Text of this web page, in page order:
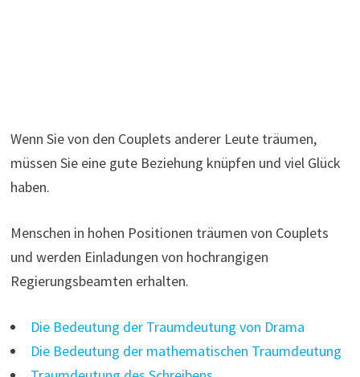
Wenn Sie von den Couplets anderer Leute träumen,
müssen Sie eine gute Beziehung knüpfen und viel Glück
haben.
Menschen in hohen Positionen träumen von Couplets
und werden Einladungen von hochrangigen
Regierungsbeamten erhalten.
Die Bedeutung der Traumdeutung von Drama
Die Bedeutung der mathematischen Traumdeutung